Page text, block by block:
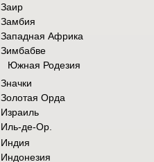
Заир
Замбия
Западная Африка
Зимбабве
Южная Родезия
Значки
Золотая Орда
Израиль
Иль-де-Ор.
Индия
Индонезия